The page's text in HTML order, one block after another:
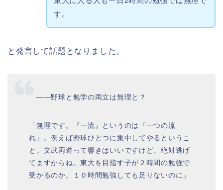
す。
と発言して話題となりました。
――野球と勉学の両立は無理と？
「無理です。『一流』というのは『一つの流
れ』。例えば野球ひとつに集中してやるというこ
と。文武両道って響きはいいですけど、絶対逃げ
てますからね。東大を目指す子が２時間の勉強で
受かるのか。１０時間勉強しても足りないのに」